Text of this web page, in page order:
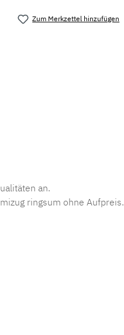
Zum Merkzettel hinzufügen
an.
ringsum ohne Aufpreis.